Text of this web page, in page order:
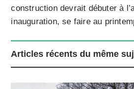
construction devrait débuter à
inauguration, se faire au
Articles récents du même